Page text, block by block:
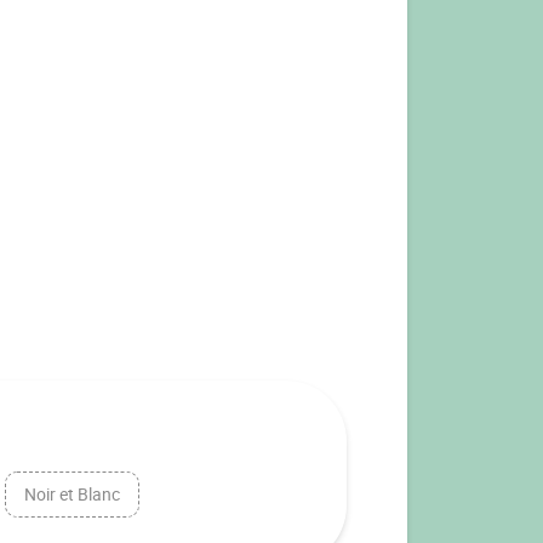
Noir et Blanc